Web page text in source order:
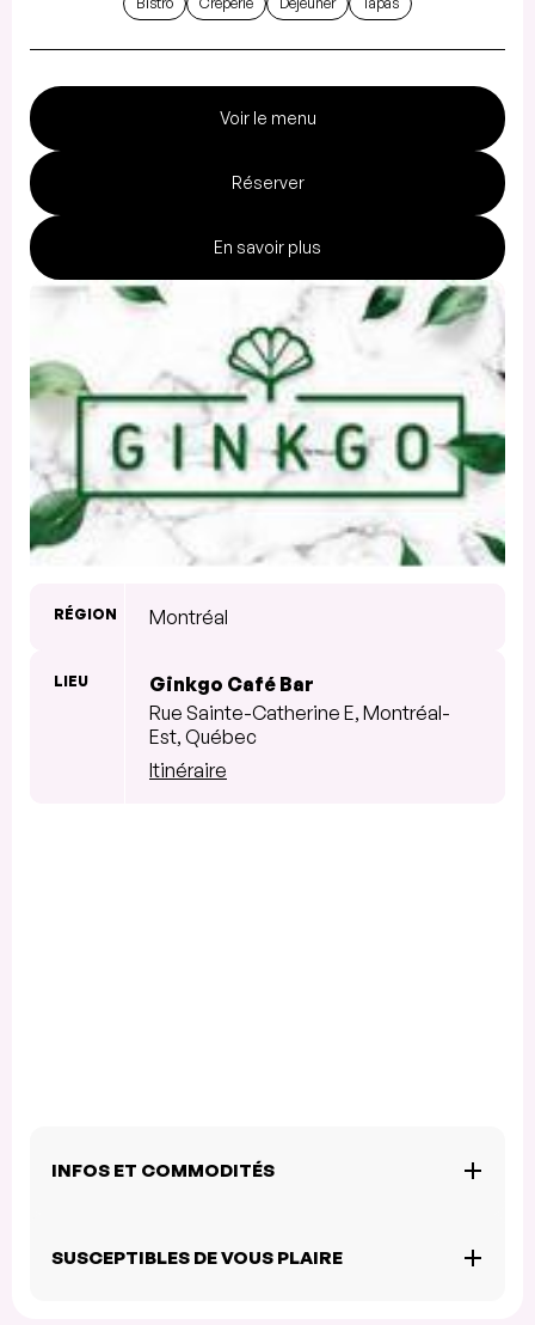
Voir le menu
Réserver
En savoir plus
RÉGION Montréal
LIEU
Ginkgo Café Bar
Rue Sainte-Catherine E, Montréal-
Est, Québec
Itinéraire
INFOS ET COMMODITÉS
SUSCEPTIBLES DE VOUS PLAIRE